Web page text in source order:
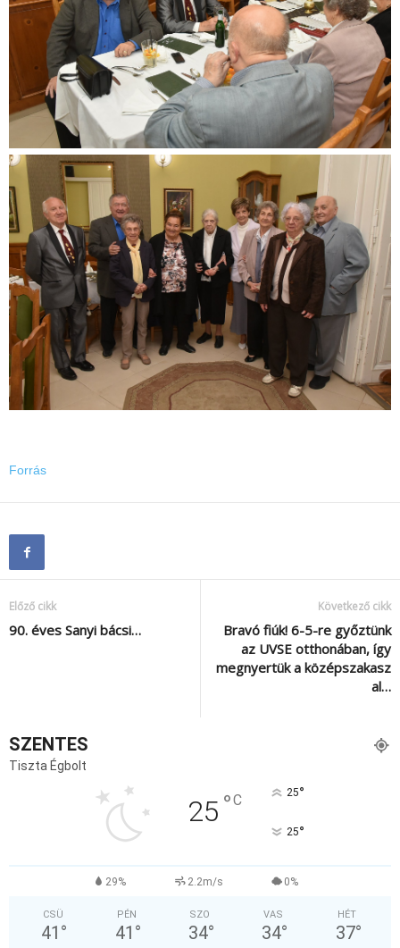
Forrás
Előző cikk
90. éves Sanyi bácsi…
Következő cikk
Bravó fiúk! 6-5-re győztünk
az UVSE otthonában, így
megnyertük a középszakasz
al…
SZENTES
Tiszta Égbolt
25 °C 25°
25°
29% 2.2m/s 0%
CSÜ
41 °
PÉN
41 °
SZO
34°
VAS
34°
HÉT
37°